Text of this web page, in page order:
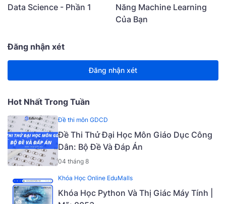
Data Science - Phần 1
Năng Machine Learning
Của Bạn
Đăng nhận xét
Đăng nhận xét
Hot Nhất Trong Tuần
Đề thi môn GDCD
Đề Thi Thử Đại Học Môn Giáo Dục Công
Dân: Bộ Đề Và Đáp Án
04 tháng 8
Khóa Học Online EduMalls
Khóa Học Python Và Thị Giác Máy Tính |